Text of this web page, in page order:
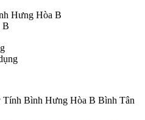
Hưng Hòa B
B